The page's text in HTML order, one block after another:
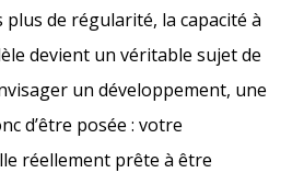
de régularité, la capacité à
devient un véritable sujet de
un développement, une
d’être posée : votre
réellement prête à être